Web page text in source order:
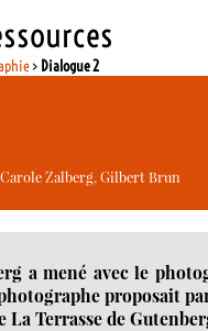
> Dialogue 2
Carole Zalberg,Gilbert Brun
a mené avec le
proposait
La Terrasse de